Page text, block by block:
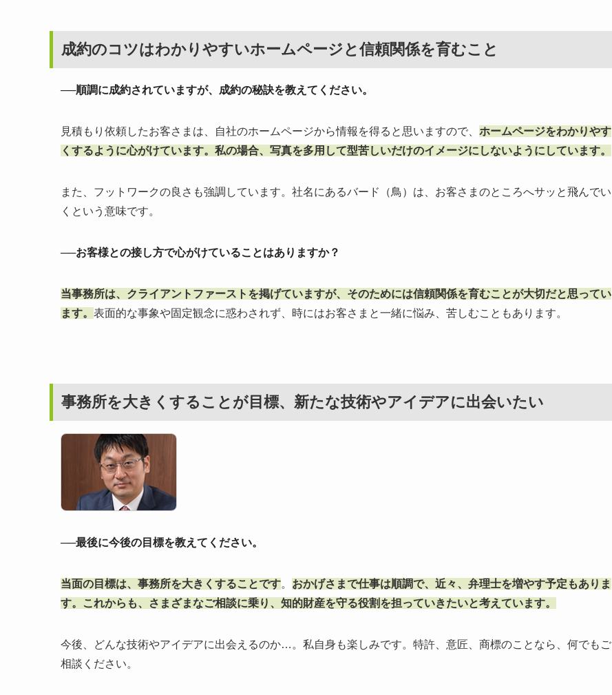
成約のコツはわかりやすいホームページと信頼関係を育むこと
──順調に成約されていますが、成約の秘訣を教えてください。
見積もり依頼したお客さまは、自社のホームページから情報を得ると思いますので、 ホームページをわかりやす
くするように心がけています。私の場合、写真を多用して型苦しいだけのイメージにしないようにしています。
また、フットワークの良さも強調しています。社名にあるバード（鳥）は、お客さまのところへサッと飛んでい
くという意味です。
──お客様との接し方で心がけていることはありますか？
当事務所は、クライアントファーストを掲げていますが、そのためには信頼関係を育むことが大切だと思ってい
ます。 表面的な事象や固定観念に惑わされず、時にはお客さまと一緒に悩み、苦しむこともあります。
事務所を大きくすることが目標、新たな技術やアイデアに出会いたい
──最後に今後の目標を教えてください。
当面の目標は、事務所を大きくすることです。 おかげさまで仕事は順調で、近々、弁理士を増やす予定もありま
す。これからも、さまざまなご相談に乗り、知的財産を守る役割を担っていきたいと考えています。
今後、どんな技術やアイデアに出会えるのか…。私自身も楽しみです。特許、意匠、商標のことなら、何でもご
相談ください。